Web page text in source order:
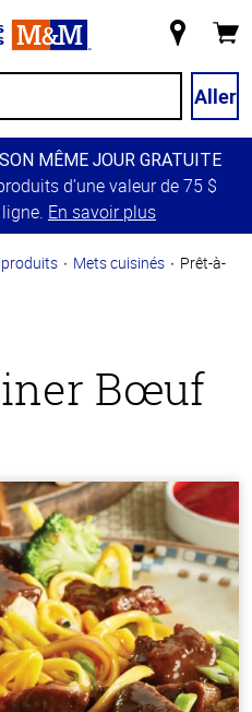
magasin
Aller
MÊME JOUR GRATUITE
d’une valeur de 75 $
En savoir plus
Mets cuisinés
Prêt-à-
Bœuf